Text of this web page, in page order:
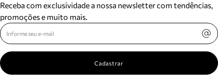
Receba com exclusividade a nossa newsletter com tendências,
promoções e muito mais.
Cadastrar